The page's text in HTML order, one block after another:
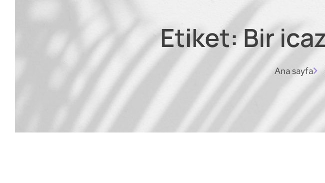
Etiket: Bir
Ana sayfa